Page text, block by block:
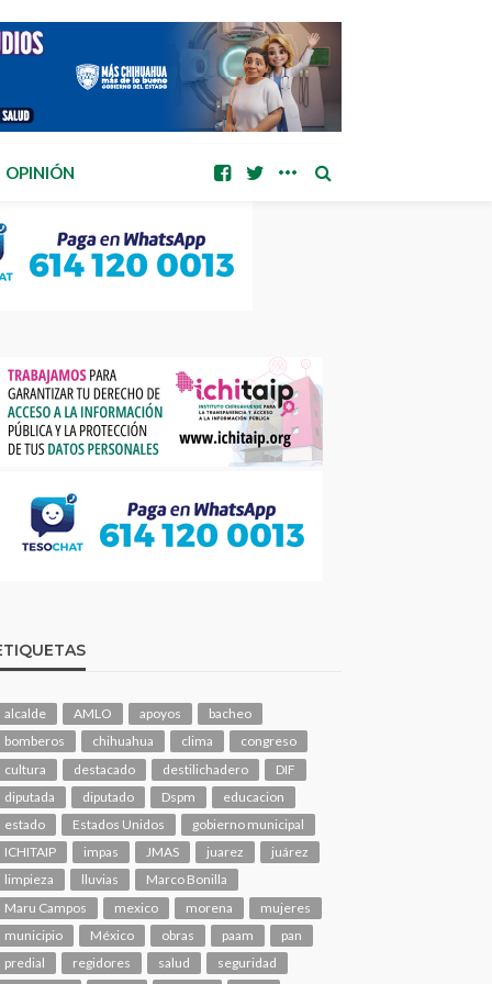
OPINIÓN
alcalde AMLO apoyos
bacheo
bomberos
chihuahua clima
congreso
cultura
destacado destilichadero
DIF
diputada
diputado Dspm
educacion
estado
Estados Unidos
gobierno municipal
ICHITAIP
impas JMAS juarez
juárez
limpieza
lluvias
Marco Bonilla
Maru Campos
mexico morena
mujeres
municipio
México obras paam
pan
predial
regidores salud
seguridad